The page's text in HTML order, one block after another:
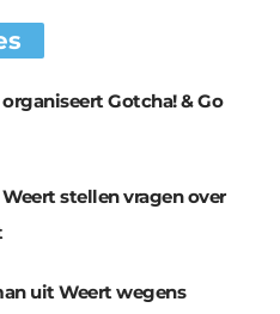
Gotcha! & Go
Weert stellen vragen over
uit Weert wegens